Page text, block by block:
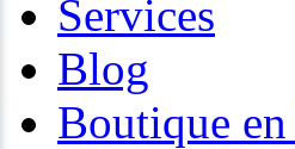
Services
Blog
Boutique